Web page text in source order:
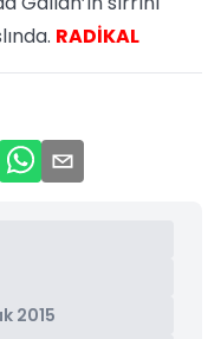
RADİKAL
2015